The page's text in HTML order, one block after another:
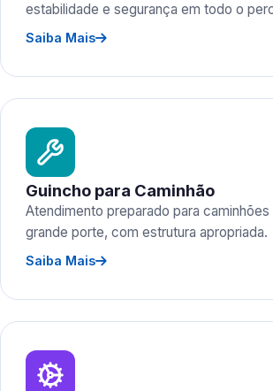
estabilidade e segurança em todo o
Saiba Mais
Guincho para Caminhão
Atendimento preparado para
grande porte, com estrutura apropriada.
Saiba Mais